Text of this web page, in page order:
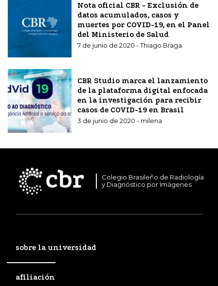
Nota oficial CBR - Exclusión de
datos acumulados, casos y
muertes por COVID-19, en el Panel
del Ministerio de Salud
7 de junio de 2020 - Thiago Braga
CBR Studio marca el lanzamiento
de la plataforma digital enfocada
en la investigación para recibir
casos de COVID-19 en Brasil
3 de junio de 2020 - milena
Colegio Brasileño de Radiología
y Diagnóstico por Imágenes
sobre la universidad
afiliación